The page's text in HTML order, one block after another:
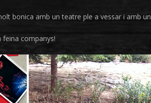
bonica amb un teatre ple a vessar i amb
feina companys!